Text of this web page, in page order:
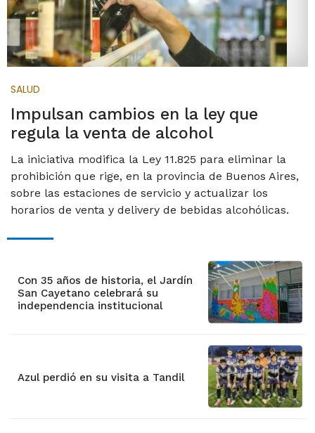
SALUD
Impulsan cambios en la ley que
regula la venta de alcohol
La iniciativa modifica la Ley 11.825 para eliminar la
prohibición que rige, en la provincia de Buenos Aires,
sobre las estaciones de servicio y actualizar los
horarios de venta y delivery de bebidas alcohólicas.
Con 35 años de historia, el Jardín
San Cayetano celebrará su
independencia institucional
Azul perdió en su visita a Tandil